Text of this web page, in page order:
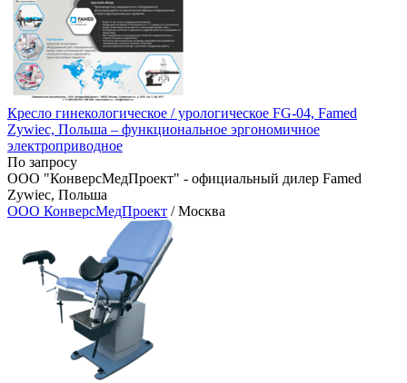
Кресло гинекологическое / урологическое FG-04, Famed
Zywiec, Польша – функциональное эргономичное
электроприводное
По запросу
ООО "КонверсМедПроект" - официальный дилер Famed
Zywiec, Польша
ООО КонверсМедПроект / Москва